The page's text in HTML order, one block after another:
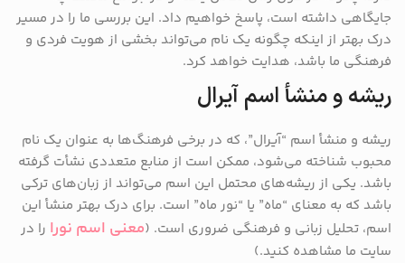
جایگاهی داشته است، پاسخ خواهیم داد. این بررسی ما را در مسیر
درک بهتر از اینکه چگونه یک نام می‌تواند بخشی از هویت فردی و
فرهنگی ما باشد، هدایت خواهد کرد.
ریشه و منشأ اسم آیرال
ریشه و منشأ اسم “آیرال”، که در برخی فرهنگ‌ها به عنوان یک نام
محبوب شناخته می‌شود، ممکن است از منابع متعددی نشأت گرفته
باشد. یکی از ریشه‌های محتمل این اسم می‌تواند از زبان‌های ترکی
باشد که به معنای “ماه” یا “نور ماه” است. برای درک بهتر منشأ این
اسم، تحلیل زبانی و فرهنگی ضروری است. (معنی اسم نورا را در
سایت ما مشاهده کنید.)